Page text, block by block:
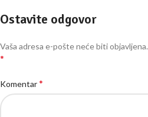
Ostavite odgovor
Vaša adresa e-pošte neće biti objavljena.
*
Komentar*